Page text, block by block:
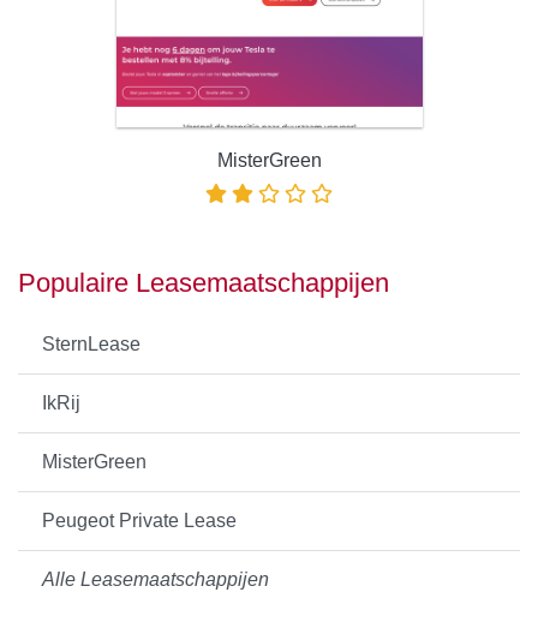
MisterGreen
Populaire Leasemaatschappijen
SternLease
IkRij
MisterGreen
Peugeot Private Lease
Alle Leasemaatschappijen